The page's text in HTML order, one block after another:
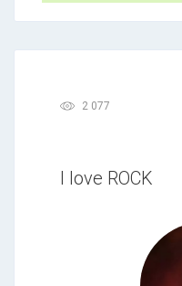
2 077
I love ROCK